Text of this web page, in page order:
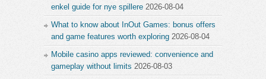
enkel guide for nye spillere 2026-08-04
What to know about InOut Games: bonus offers
and game features worth exploring 2026-08-04
Mobile casino apps reviewed: convenience and
gameplay without limits 2026-08-03